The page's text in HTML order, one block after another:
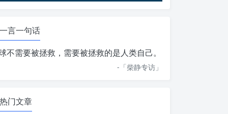
一言一句话
不需要被拯救，需要被拯救的是人类自己。
-「柴静专访 」
热门文章